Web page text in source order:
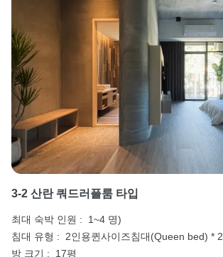
3-2 산란 쿼드러플룸 타입
최대 숙박 인원 :
1~4 명)
침대 유형 : 2인용퀸사이즈침대(Queen bed) * 2
방 크기 :
17평